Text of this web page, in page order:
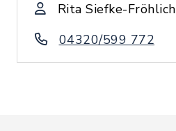
Rita Siefke-Fröhlich
04320/599 772